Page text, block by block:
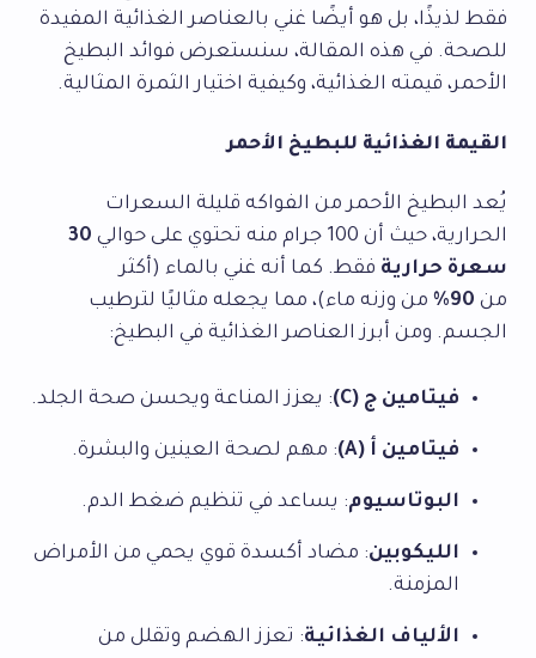
فقط لذيذًا، بل هو أيضًا غني بالعناصر الغذائية المفيدة
للصحة. في هذه المقالة، سنستعرض فوائد البطيخ
الأحمر، قيمته الغذائية، وكيفية اختيار الثمرة المثالية.
القيمة الغذائية للبطيخ الأحمر
يُعد البطيخ الأحمر من الفواكه قليلة السعرات
الحرارية، حيث أن 100 جرام منه تحتوي على حوالي
30
سعرة حرارية فقط. كما أنه غني بالماء (أكثر
من 90%
من وزنه ماء)، مما يجعله مثاليًا لترطيب
الجسم. ومن أبرز العناصر الغذائية في البطيخ:
فيتامين ج (C) : يعزز المناعة ويحسن صحة الجلد.
فيتامين أ (A) : مهم لصحة العينين والبشرة.
البوتاسيوم: يساعد في تنظيم ضغط الدم.
الليكوبين: مضاد أكسدة قوي يحمي من الأمراض
المزمنة.
الألياف الغذائية: تعزز الهضم وتقلل من